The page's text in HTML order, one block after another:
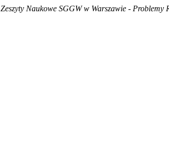
Zeszyty Naukowe SGGW w Warszawie - Problemy